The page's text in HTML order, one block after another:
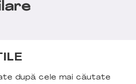
după cele mai căutate